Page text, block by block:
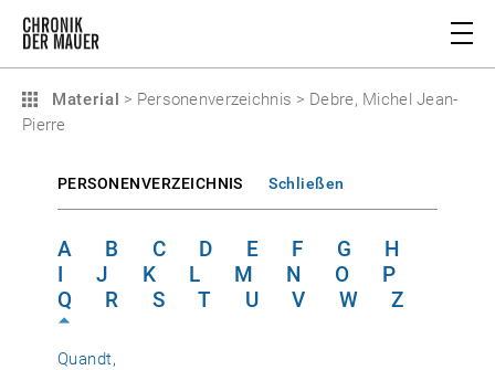
Material > Personenverzeichnis > Debre, Michel Jean-
Pierre
PERSONENVERZEICHNIS Schließen
A B C D E F G
H
I
J K L M N O
P
Q
R S T U V W Z
Quandt,